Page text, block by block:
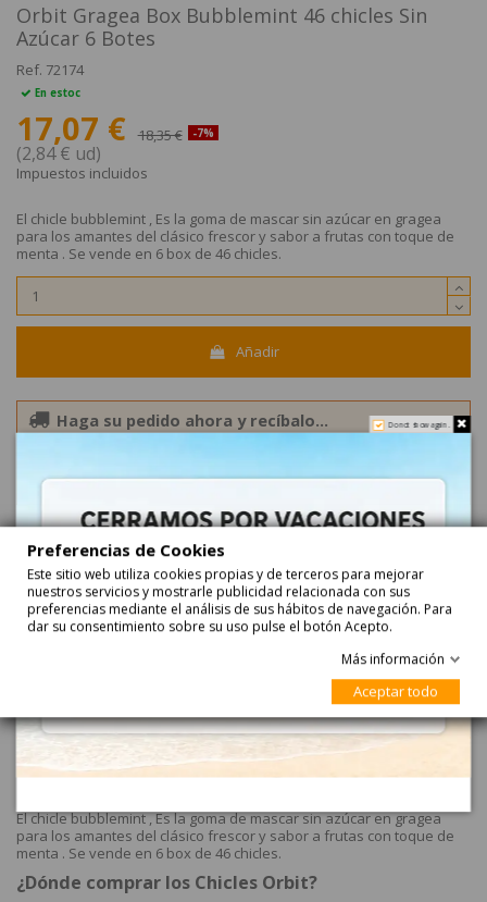
Orbit Gragea Box Bubblemint 46 chicles Sin
Azúcar 6 Botes
Ref. 72174
En estoc
17,07 € 18,35 € -7%
(2,84 € ud)
Impuestos incluidos
El chicle bubblemint , Es la goma de mascar sin azúcar en gragea
para los amantes del clásico frescor y sabor a frutas con toque de
menta . Se vende en 6 box de 46 chicles.
Añadir
Haga su pedido ahora y recíbalo...
entre25-08-2026y26-08-2026conCorreos Express Baleares
Sin azucar
Orbit Gragea Box Bubblemint 46 chicles Sin Azúcar
El chicle bubblemint , Es la goma de mascar sin azúcar en gragea
para los amantes del clásico frescor y sabor a frutas con toque de
menta . Se vende en 6 box de 46 chicles.
¿Dónde comprar los Chicles Orbit?
Do not show again.
Preferencias de Cookies
Este sitio web utiliza cookies propias y de terceros para mejorar
nuestros servicios y mostrarle publicidad relacionada con sus
preferencias mediante el análisis de sus hábitos de navegación. Para
dar su consentimiento sobre su uso pulse el botón Acepto.
Más información
Aceptar todo